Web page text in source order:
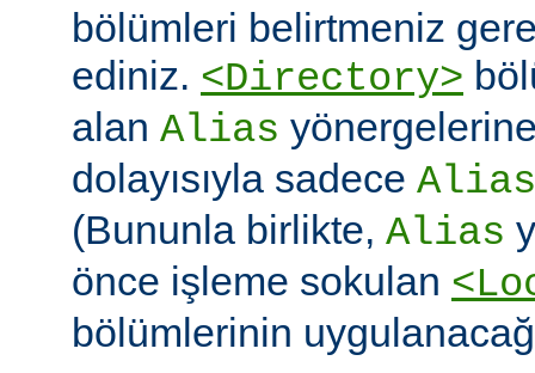
bölümleri belirtmeniz
ediniz. <Directory>
alan Alias
dolayısıyla sadece Alias
(Bununla birlikte, Alias
önce işleme sokulan
bölümlerinin